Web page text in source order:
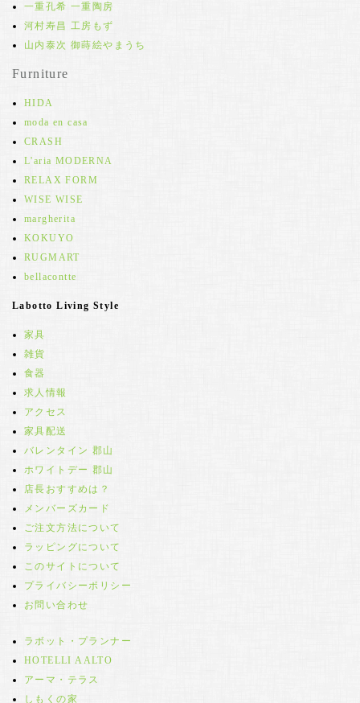
一重孔希 一重陶房
河村寿昌 工房もず
山内泰次 御蒔絵やまうち
Furniture
HIDA
moda en casa
CRASH
L'aria MODERNA
RELAX FORM
WISE WISE
margherita
KOKUYO
RUGMART
bellacontte
Labotto Living Style
家具
雑貨
食器
求人情報
アクセス
家具配送
バレンタイン 郡山
ホワイトデー 郡山
店長おすすめは？
メンバーズカード
ご注文方法について
ラッピングについて
このサイトについて
プライバシーポリシー
お問い合わせ
ラボット・プランナー
HOTELLI AALTO
アーマ・テラス
しもくの家